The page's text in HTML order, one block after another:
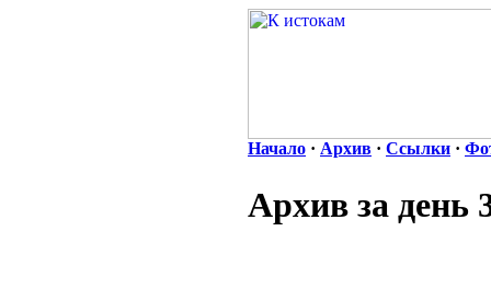
Начало · Архив · Ссылки ·
Архив за день